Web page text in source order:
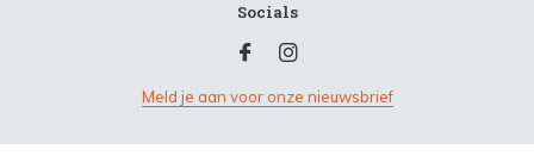
Socials
Meld je aan voor onze nieuwsbrief